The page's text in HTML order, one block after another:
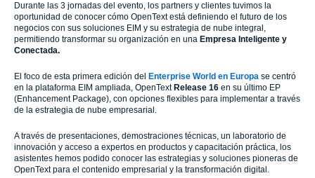
Durante las 3 jornadas del evento, los partners y clientes tuvimos la
oportunidad de conocer cómo OpenText está definiendo el futuro de los
negocios con sus soluciones EIM y su estrategia de nube integral,
permitiendo transformar su organización en una Empresa Inteligente y
Conectada.
El foco de esta primera edición del Enterprise World en Europa se centró
en la plataforma EIM ampliada, OpenText Release 16 en su último EP
(Enhancement Package), con opciones flexibles para implementar a través
de la estrategia de nube empresarial.
A través de presentaciones, demostraciones técnicas, un laboratorio de
innovación y acceso a expertos en productos y capacitación práctica, los
asistentes hemos podido conocer las estrategias y soluciones pioneras de
OpenText para el contenido empresarial y la transformación digital.